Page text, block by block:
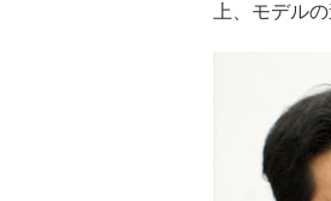
上、モデル